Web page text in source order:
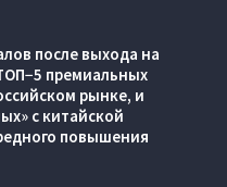
после выхода на
премиальных
рынке, и
с китайской
повышения